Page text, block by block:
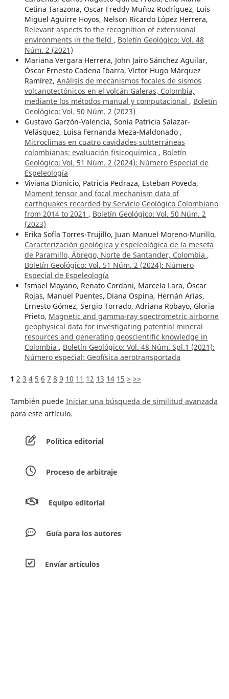
Cetina Tarazona, Oscar Freddy Muñoz Rodríguez, Luis
Miguel Aguirre Hoyos, Nelson Ricardo López Herrera,
Relevant aspects to the recognition of extensional
environments in the field , Boletín Geológico: Vol. 48
Núm. 2 (2021)
Mariana Vergara Herrera, John Jairo Sánchez Aguilar,
Óscar Ernesto Cadena Ibarra, Víctor Hugo Márquez
Ramírez, Análisis de mecanismos focales de sismos
volcanotectónicos en el volcán Galeras, Colombia,
mediante los métodos manual y computacional , Boletín
Geológico: Vol. 50 Núm. 2 (2023)
Gustavo Garzón-Valencia, Sonia Patricia Salazar-
Velásquez, Luisa Fernanda Meza-Maldonado ,
Microclimas en cuatro cavidades subterráneas
colombianas: evaluación fisicoquímica , Boletín
Geológico: Vol. 51 Núm. 2 (2024): Número Especial de
Espeleología
Viviana Dionicio, Patricia Pedraza, Esteban Poveda,
Moment tensor and focal mechanism data of
earthquakes recorded by Servicio Geológico Colombiano
from 2014 to 2021 , Boletín Geológico: Vol. 50 Núm. 2
(2023)
Erika Sofía Torres-Trujillo, Juan Manuel Moreno-Murillo,
Caracterización geológica y espeleológica de la meseta
de Paramillo, Ábrego, Norte de Santander, Colombia ,
Boletín Geológico: Vol. 51 Núm. 2 (2024): Número
Especial de Espeleología
Ismael Moyano, Renato Cordani, Marcela Lara, Óscar
Rojas, Manuel Puentes, Diana Ospina, Hernán Arias,
Ernesto Gómez, Sergio Torrado, Adriana Robayo, Gloria
Prieto, Magnetic and gamma-ray spectrometric airborne
geophysical data for investigating potential mineral
resources and generating geoscientific knowledge in
Colombia , Boletín Geológico: Vol. 48 Núm. Spl.1 (2021):
Número especial: Geofísica aerotransportada
1 2 3 4 5 6 7 8 9 10 11 12 13 14 15 > >>
También puede Iniciar una búsqueda de similitud avanzada
para este artículo.
Política editorial
Proceso de arbitraje
Equipo editorial
Guía para los autores
Envíar artículos